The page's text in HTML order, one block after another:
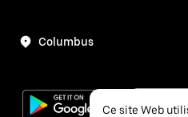
Columbus
Ce site Web